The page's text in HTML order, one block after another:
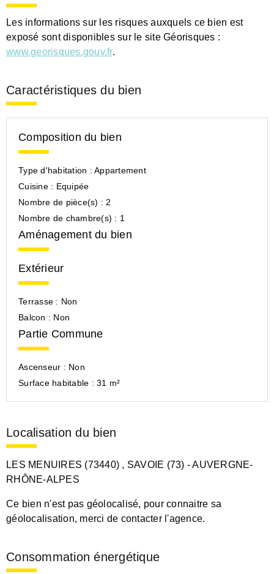
Les informations sur les risques auxquels ce bien est
exposé sont disponibles sur le site Géorisques :
www.georisques.gouv.fr.
Caractéristiques du bien
Composition du bien
Type d'habitation : Appartement
Cuisine : Equipée
Nombre de pièce(s) : 2
Nombre de chambre(s) : 1
Aménagement du bien
Extérieur
Terrasse : Non
Balcon : Non
Partie Commune
Ascenseur : Non
Surface habitable : 31 m²
Localisation du bien
LES MENUIRES (73440) , SAVOIE (73) - AUVERGNE-
RHÔNE-ALPES
Ce bien n'est pas géolocalisé, pour connaitre sa
géolocalisation, merci de contacter l'agence.
Consommation énergétique